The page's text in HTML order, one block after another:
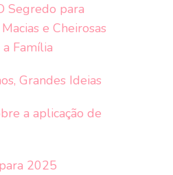
Segredo para
e Cheirosas
Família
Grandes Ideias
a aplicação de
2025